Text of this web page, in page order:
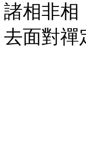
諸相非相
去面對禪